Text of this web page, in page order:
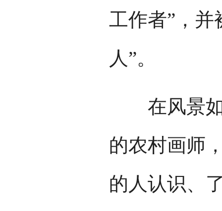
工作者”，并
人”。
在风景如
的农村画师
的人认识、